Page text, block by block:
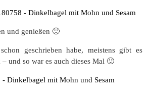
und genießen 🙂
geschrieben habe, meistens gibt es
und so war es auch dieses Mal 🙂